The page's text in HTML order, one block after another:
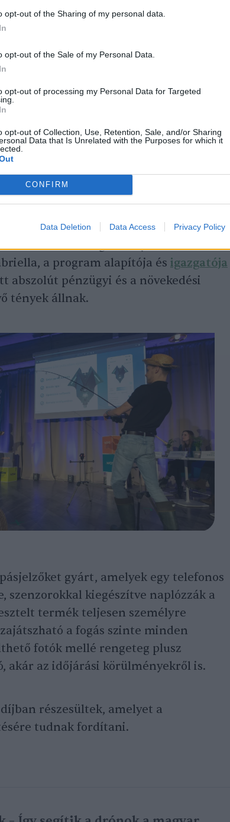
opt-out of the Sharing of my personal data.
opt-out of the Sale of my Personal Data.
opt-out of processing my Personal Data for Targeted
opt-out of Collection, Use, Retention, Sale, and/or Sharing
Data that Is Unrelated with the Purposes for which it
CONFIRM
Data Deletion Data Access Privacy Policy
január 22-én.
egy nyilvános bemutatkozó (ún. Demo
9 startup mutatta be a prezentációját a
a program során megtett fejlődésüket
is tartalmazta.
Kákosy Csaba, Medveczky Márton,
és egyeztetés után választotta ki a
A helyszínen jelenlévők nagyjából
övéké volt a leglátványosabb
a program alapítója és igazgatója
abszolút pénzügyi és a növekedési
tények állnak.
gyárt, amelyek egy telefonos
szenzorokkal kiegészítve naplózzák a
termék teljesen személyre
a fogás szinte minden
fotók mellé rengeteg plusz
akár az időjárási körülményekről is.
részesültek, amelyet a
tudnak fordítani.